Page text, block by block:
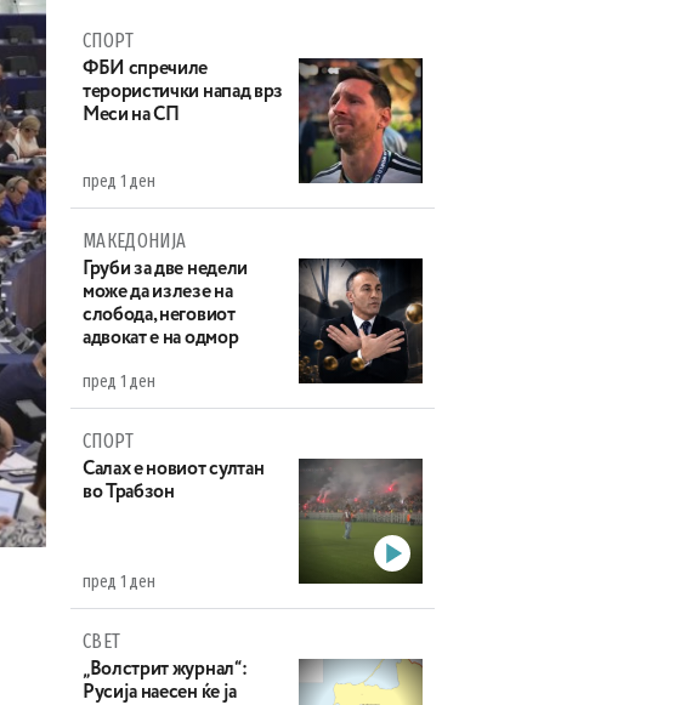
СПОРТ
ФБИ спречиле
терористички напад врз
Меси на СП
пред 1 ден
МАКЕДОНИЈА
Груби за две недели
може да излезе на
слобода, неговиот
адвокат е на одмор
пред 1 ден
СПОРТ
Салах е новиот султан
во Трабзон
пред 1 ден
СВЕТ
„Волстрит журнал“:
Русија наесен ќе ја